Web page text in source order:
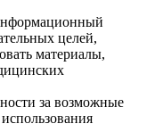
целей,
материалы,
за возможные